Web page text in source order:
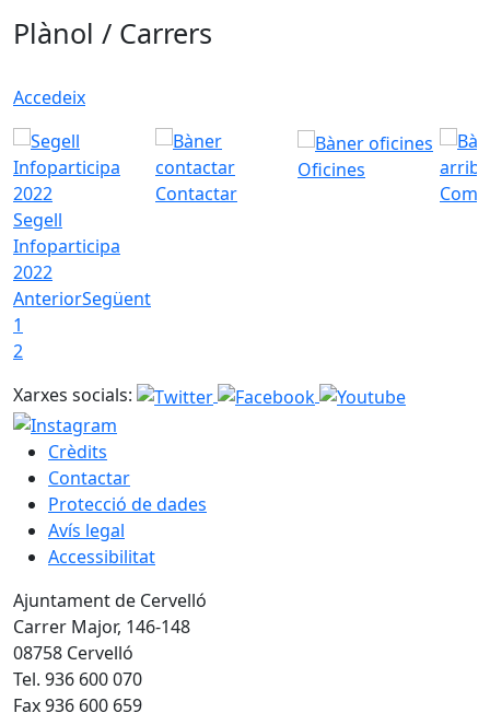
Plànol / Carrers
Accedeix
Segell
Infoparticipa
2022
Contactar
Oficines
Com
AnteriorSegüent
1
2
Xarxes socials:
Crèdits
Contactar
Protecció de dades
Avís legal
Accessibilitat
Ajuntament de Cervelló
Carrer Major, 146-148
08758 Cervelló
Tel. 936 600 070
Fax 936 600 659